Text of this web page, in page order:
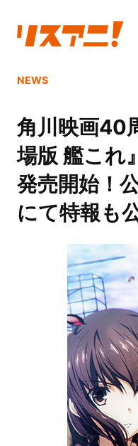
NEWS
角川映画40
場版 艦これ
発売開始！
にて特報も